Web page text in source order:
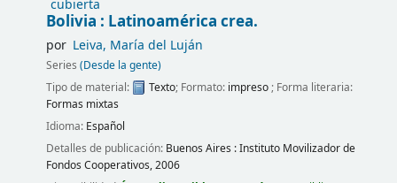
Bolivia : Latinoamérica crea.
por Leiva, María del Luján
Series (Desde la gente)
Tipo de material:
Texto; Formato: impreso; Forma literaria:
Formas mixtas
Idioma: Español
Detalles de publicación: Buenos Aires :Instituto Movilizador de
Fondos Cooperativos,2006